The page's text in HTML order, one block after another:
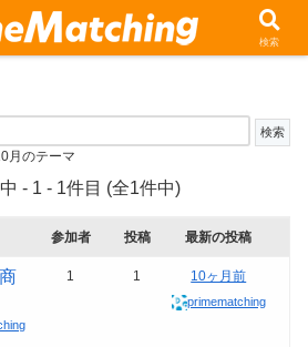
のテーマ
月のテーマ
- 1 - 1件目 (全1件中)
参加者 投稿 最新の投稿
1 1 10ヶ月前
primematching
検索